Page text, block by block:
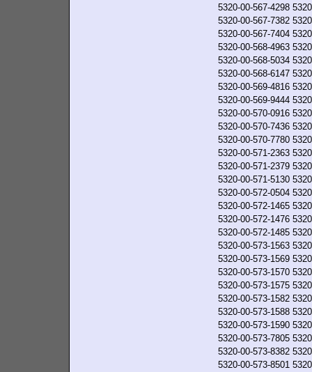
5320-00-567-4298
5320-00-567-7382
5320-00-567-7404
5320-00-568-4963
5320-00-568-5034
5320-00-568-6147
5320-00-569-4816
5320-00-569-9444
5320-00-570-0916
5320-00-570-7436
5320-00-570-7780
5320-00-571-2363
5320-00-571-2379
5320-00-571-5130
5320-00-572-0504
5320-00-572-1465
5320-00-572-1476
5320-00-572-1485
5320-00-573-1563
5320-00-573-1569
5320-00-573-1570
5320-00-573-1575
5320-00-573-1582
5320-00-573-1588
5320-00-573-1590
5320-00-573-7805
5320-00-573-8382
5320-00-573-8501